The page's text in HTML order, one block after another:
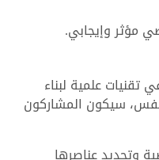
مؤثر وإيجابي.
تقنيات علمية لبناء
سيكون المشاركون
وتحديد عناصرها